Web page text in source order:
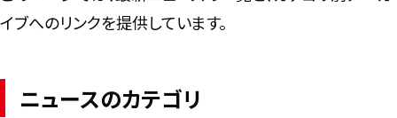
イブへのリンクを提供しています。
ニュースのカテゴリ